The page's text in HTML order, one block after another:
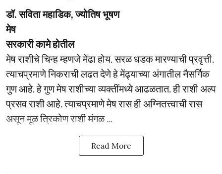
डॉ. सविता महाडिक, ज्योतिष भूषण
मेष
सरकारी कामे होतील
मेष राशीचे चिन्ह म्हणजे मेंढा होय. सरळ धडक मारण्याची प्रवृत्ती.
त्याचप्रमाणे निकराची लढत देणे हे मेंढ्याच्या अंगातील नैसर्गिक
गुण आहे. हे गुण मेष राशीच्या व्यक्तींमध्ये आढळतात. ही राशी अल्प
प्रसव राशी आहे. त्याचप्रमाणे मेष रास ही अग्नितत्त्वाची रास
असून मूळ त्रिकोण राशी मंगळ ...
Read More